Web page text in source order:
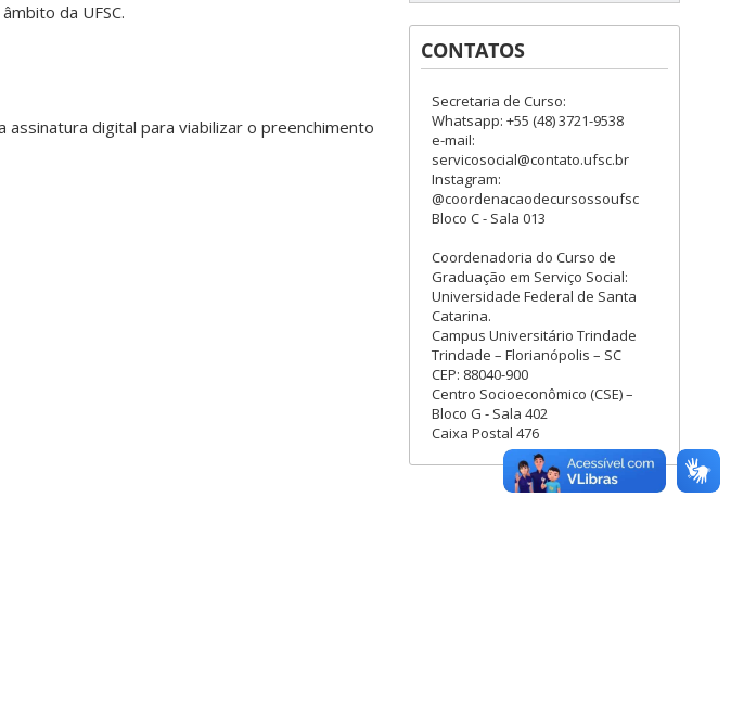
da UFSC.
assinatura digital para viabilizar o preenchimento
CONTATOS
Secretaria de Curso:
Whatsapp: +55 (48) 3721-9538
e-mail:
servicosocial@contato.ufsc.br
Instagram:
@coordenacaodecursossoufsc
Bloco C - Sala 013
Coordenadoria do Curso de
Graduação em Serviço Social:
Universidade Federal de Santa
Catarina.
Campus Universitário Trindade
Trindade – Florianópolis – SC
CEP: 88040-900
Centro Socioeconômico (CSE) –
Bloco G - Sala 402
Caixa Postal 476